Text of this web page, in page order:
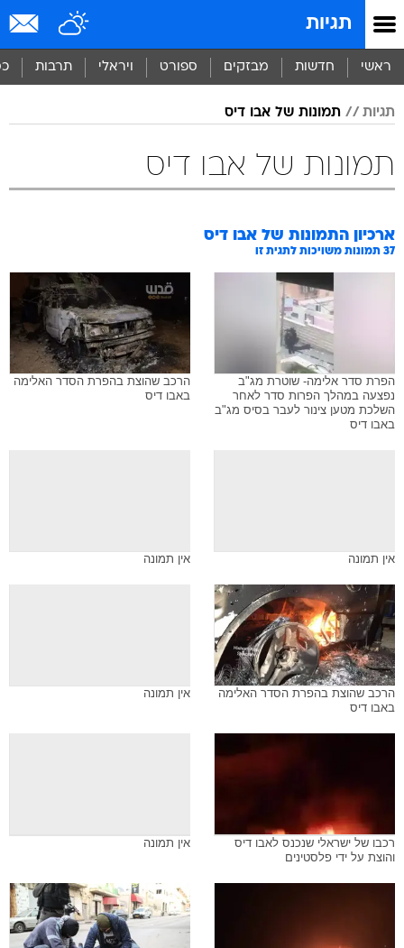
תגיות
ראשי חדשות מבזקים ספורט ויראלי תרבות
תגיות תמונות של אבו דיס
תמונות של אבו דיס
ארכיון התמונות של אבו דיס
37 תמונות משויכות לתגית זו
הפרת סדר אלימה- שוטרת מג"ב
נפצעה במהלך הפרות סדר לאחר
השלכת מטען צינור לעבר בסיס מג"ב
באבו דיס
הרכב שהוצת בהפרת הסדר האלימה
באבו דיס
אין תמונה אין תמונה
הרכב שהוצת בהפרת הסדר האלימה
באבו דיס
אין תמונה
רכבו של ישראלי שנכנס לאבו דיס
והוצת על ידי פלסטינים
אין תמונה